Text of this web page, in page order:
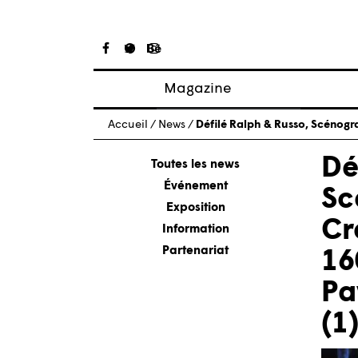
Magazine
Articles
À propos
Numéros
Accueil / News / Défilé Ralph & Russo,
Toutes les news
Événement
Exposition
Information
Partenariat
(1)